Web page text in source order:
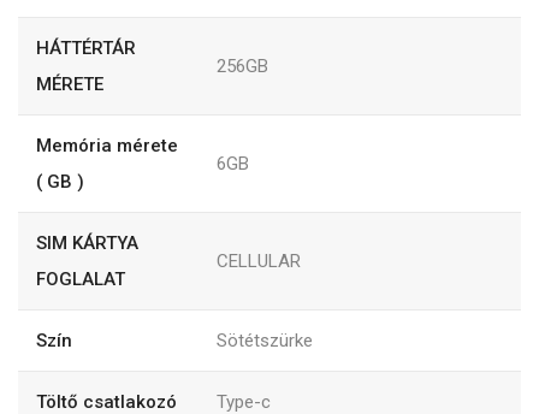
HÁTTÉRTÁR
MÉRETE
256GB
Memória mérete
( GB )
6GB
SIM KÁRTYA
FOGLALAT
CELLULAR
Szín Sötétszürke
Töltő csatlakozó Type-c